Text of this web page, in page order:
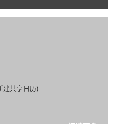
建共享日历)